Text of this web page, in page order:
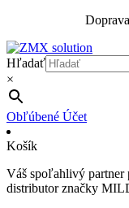
Hľadať
×
Obľúbené Účet
Košík
Váš spoľahlivý partner
distributor značky